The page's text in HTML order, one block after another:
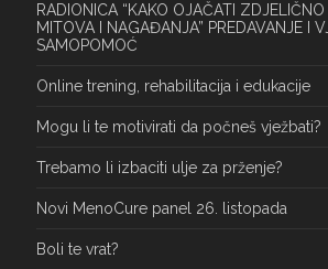
RADIONICA “KAKO OJAČATI
MITOVA I NAGAĐANJA” PREDAVANJE I
SAMOPOMOĆ
Online trening, rehabilitacija i edukacije
Mogu li te motivirati da počneš vježbati?
Trebamo li izbaciti ulje za prženje?
Novi MenoCure panel 26. listopada
Boli te vrat?